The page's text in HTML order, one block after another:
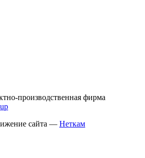
производственная фирма
сайта — Неткам